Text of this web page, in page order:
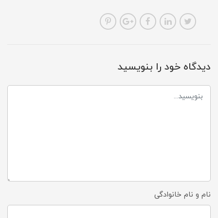
دیدگاه خود را بنویسید
نام و نام خانوادگی